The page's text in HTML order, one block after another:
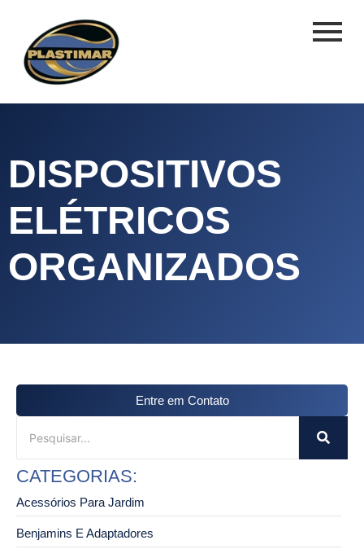
DISPOSITIVOS
ELÉTRICOS
ORGANIZADOS
Entre em Contato
CATEGORIAS:
Acessórios Para Jardim
Benjamins E Adaptadores